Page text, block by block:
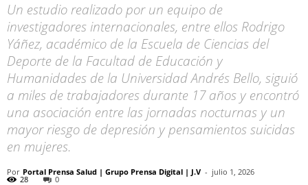
Un estudio realizado por un equipo de
investigadores internacionales, entre ellos Rodrigo
Yáñez, académico de la Escuela de Ciencias del
Deporte de la Facultad de Educación y
Humanidades de la Universidad Andrés Bello, siguió
a miles de trabajadores durante 17 años y encontró
una asociación entre las jornadas nocturnas y un
mayor riesgo de depresión y pensamientos suicidas
en mujeres.
Por Portal Prensa Salud | Grupo Prensa Digital | J.V - julio 1, 2026
28 0